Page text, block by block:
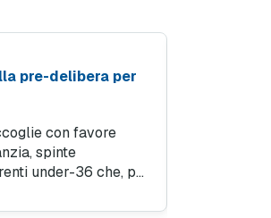
pre-delibera per
con favore
spinte
under-36 che, pur
tendenza